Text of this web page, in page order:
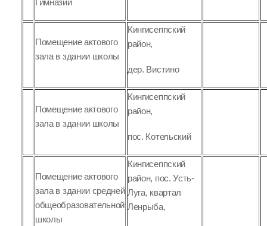
Гимназии
Помещение актового
зала в здании школы
Кингисеппский
район,
дер. Вистино
Помещение актового
зала в здании школы
Кингисеппский
район,
пос. Котельский
Помещение актового
зала в здании средней
общеобразовательной
школы
Кингисеппский
район, пос. Усть-
Луга, квартал
Ленрыба,